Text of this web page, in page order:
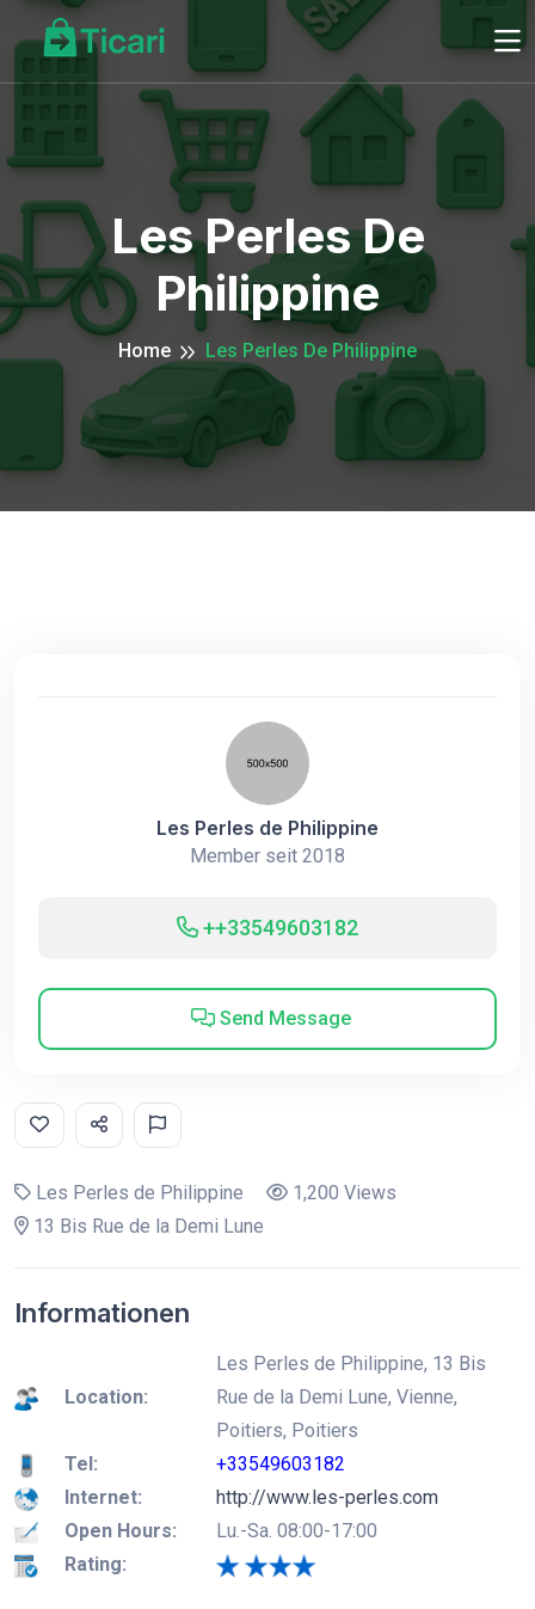
Les Perles De
Philippine
Home Les Perles De Philippine
Les Perles de Philippine
Member seit 2018
++33549603182
Send Message
Les Perles de Philippine
1,200 Views
13 Bis Rue de la Demi Lune
Informationen
Location:
Les Perles de Philippine, 13 Bis
Rue de la Demi Lune, Vienne,
Poitiers, Poitiers
Tel:
+33549603182
Internet:
http://www.les-perles.com
Open Hours:
Lu.-Sa. 08:00-17:00
Rating: